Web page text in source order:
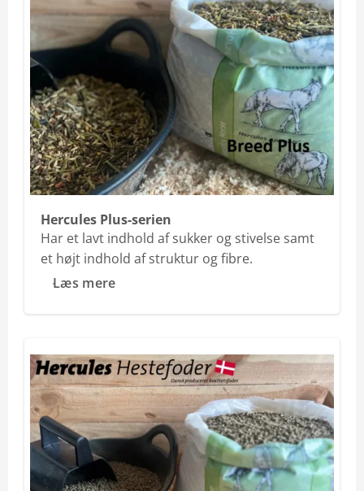
Hercules Plus-serien
Har et lavt indhold af sukker og stivelse samt
et højt indhold af struktur og fibre.
Læs mere